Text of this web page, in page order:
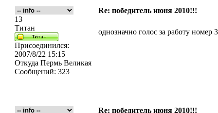
Re: победитель июня 2010!!!
13
Титан
Присоединился:
2007/8/22 15:15
Откуда Пермь Великая
Сообщений: 323
однозначно голос за работу номер
Re: победитель июня 2010!!!